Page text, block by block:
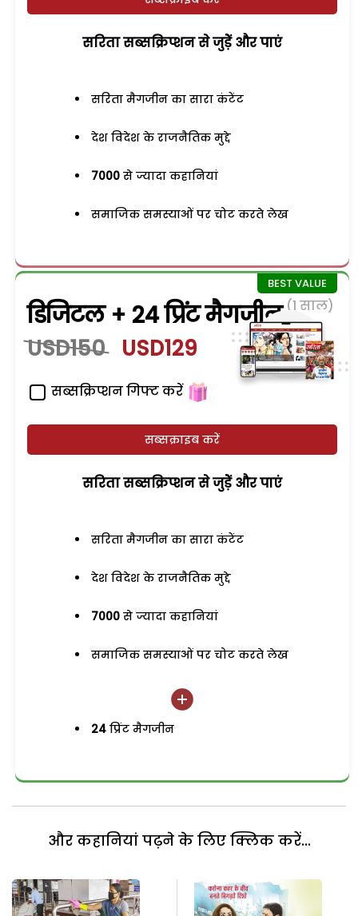
सरिता सब्सक्रिप्शन से जुड़ेें और पाएं
सरिता मैगजीन का सारा कंटेंट
देश विदेश के राजनैतिक मुद्दे
7000 से ज्यादा कहानियां
समाजिक समस्याओं पर चोट करते लेख
डिजिटल + 24 प्रिंट मैगजीन (1 साल)
USD150 USD129
सब्सक्रिप्शन गिफ्ट करें
सब्सक्राइब करें
सरिता सब्सक्रिप्शन से जुड़ेें और पाएं
सरिता मैगजीन का सारा कंटेंट
देश विदेश के राजनैतिक मुद्दे
7000 से ज्यादा कहानियां
समाजिक समस्याओं पर चोट करते लेख
24 प्रिंट मैगजीन
और कहानियां पढ़ने के लिए क्लिक करें...